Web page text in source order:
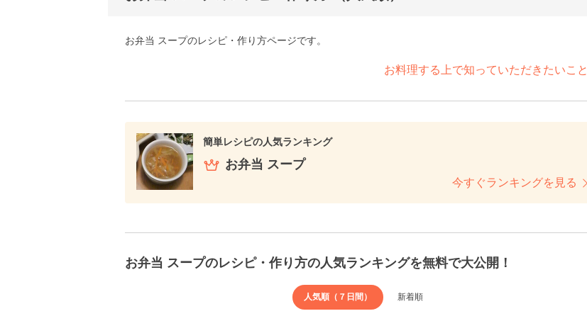
お弁当 スープのレシピ・作り方ページです。
お料理する上で知っていただきたいこと
簡単レシピの人気ランキング
お弁当 スープ
今すぐランキングを見る
お弁当 スープのレシピ・作り方の人気ランキングを無料で大公開！
人気順（７日間） 新着順